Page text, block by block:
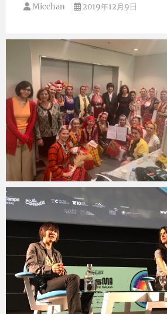
Micchan 2019年12月9日
Micchan
2019年9月28日